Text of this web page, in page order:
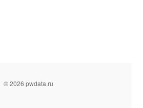
© 2026 pwdata.ru